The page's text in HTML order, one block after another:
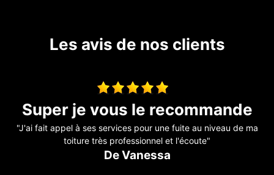
Les avis de nos clients
travaux de couverture
"Entreprise sérieuse et réactive, je recommande !!"
De Marine